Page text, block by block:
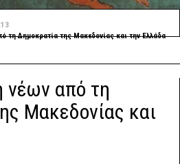
τη Δημοκρατία της Μακεδονίας και την Ελλάδα
νέων από τη
Μακεδονίας και